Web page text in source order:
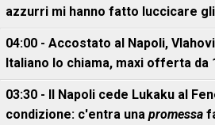
azzurri mi hanno fatto luccicare
04:00 - Accostato al Napoli,
Italiano lo chiama, maxi offerta da
03:30 - Il Napoli cede Lukaku al
condizione: c'entra una promessa